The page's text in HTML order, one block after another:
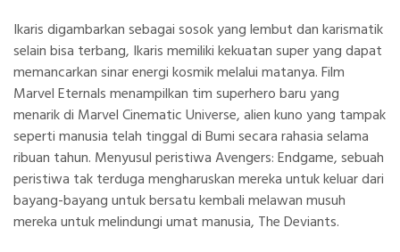
Ikaris digambarkan sebagai sosok yang lembut dan karismatik
selain bisa terbang, Ikaris memiliki kekuatan super yang dapat
memancarkan sinar energi kosmik melalui matanya. Film
Marvel Eternals menampilkan tim superhero baru yang
menarik di Marvel Cinematic Universe, alien kuno yang tampak
seperti manusia telah tinggal di Bumi secara rahasia selama
ribuan tahun. Menyusul peristiwa Avengers: Endgame, sebuah
peristiwa tak terduga mengharuskan mereka untuk keluar dari
bayang-bayang untuk bersatu kembali melawan musuh
mereka untuk melindungi umat manusia, The Deviants.